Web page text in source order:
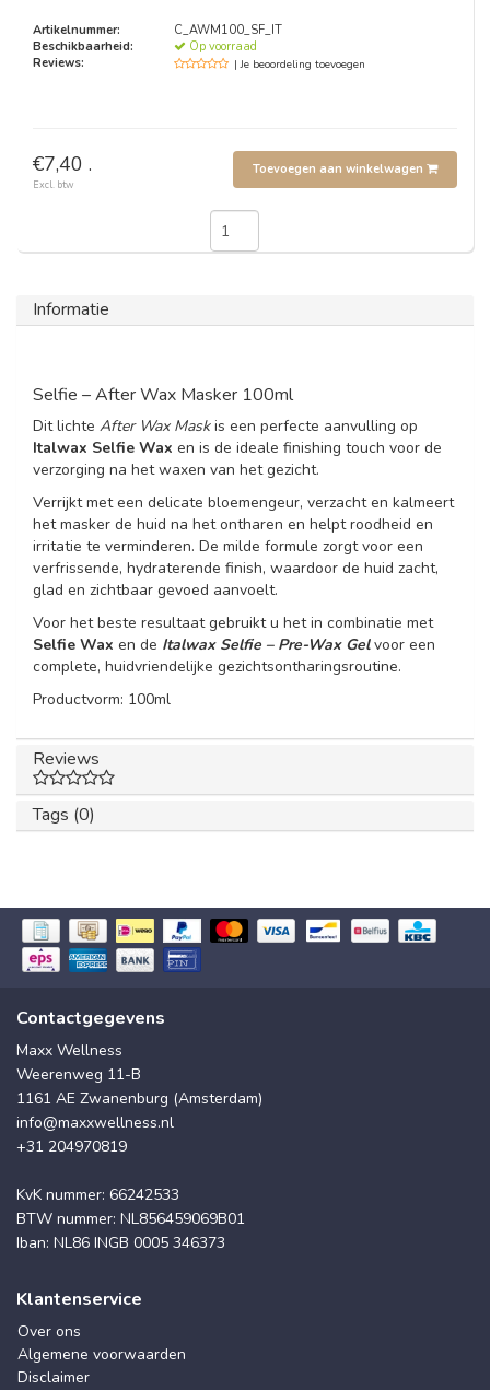
Artikelnummer:
C_AWM100_SF_IT
Beschikbaarheid:
Op voorraad
Reviews:
| Je beoordeling toevoegen
€7,40 .
Excl. btw
Toevoegen aan winkelwagen
Informatie
Selfie – After Wax Masker 100ml
Dit lichte After Wax Maskis een perfecte aanvulling op
Italwax Selfie Wax en is de ideale finishing touch voor de
verzorging na het waxen van het gezicht.
Verrijkt met een delicate bloemengeur, verzacht en kalmeert
het masker de huid na het ontharen en helpt roodheid en
irritatie te verminderen. De milde formule zorgt voor een
verfrissende, hydraterende finish, waardoor de huid zacht,
glad en zichtbaar gevoed aanvoelt.
Voor het beste resultaat gebruikt u het in combinatie met
Selfie Wax en de Italwax Selfie – Pre-Wax Gelvoor een
complete, huidvriendelijke gezichtsontharingsroutine.
Productvorm: 100ml
Reviews
Tags (0)
Contactgegevens
Maxx Wellness
Weerenweg 11-B
1161 AE Zwanenburg (Amsterdam)
info@maxxwellness.nl
+31 204970819
KvK nummer: 66242533
BTW nummer: NL856459069B01
Iban: NL86 INGB 0005 346373
Klantenservice
Over ons
Algemene voorwaarden
Disclaimer